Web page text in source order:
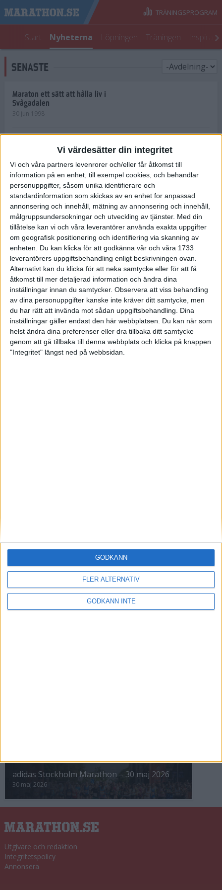
Vi värdesätter din integritet
Vi och våra partners levenrorer och/eller får åtkomst till
information på en enhet, till exempel cookies, och behandlar
personuppgifter, såsom unika identifierare och
standardinformation som skickas av en enhet for anpassad
annonsering och innehåll, mätning av annonsering och innehåll,
målgruppsundersokningar och utveckling av tjänster. Med din
tillåtelse kan vi och våra leverantörer använda exakta uppgifter
om geografisk positionering och identifiering via skanning av
enheten. Du kan klicka för att godkänna vår och våra 1733
leverantörers uppgiftsbehandling enligt beskrivningen ovan.
Alternativt kan du klicka för att neka samtycke eller för att få
åtkomst till mer detaljerad information och ändra dina
inställningar innan du samtycker. Observera att viss behandling
av dina personuppgifter kanske inte kräver ditt samtycke, men
du har rätt att invända mot sådan uppgiftsbehandling. Dina
inställningar gäller endast den här webbplatsen. Du kan när som
helst ändra dina preferenser eller dra tillbaka ditt samtycke
genom att gå tillbaka till denna webbplats och klicka på knappen
"Integritet" längst ned på webbsidan.
FLER ALTERNATIV
GODKÄNN INTE
GODKÄNN
Start Nyheterna Löpningen Träningen
TRÄNINGSPROGRAM
SENASTE
Maraton ett sätt att hålla liv i
Svågadalen
30 jun 1998
Norrlänningar firade semester i
Strängnäs
28 jun 1998
Maratonlöparna bäst i Trosa
I år fick Andervang kransen
27 jun 1998
Intresset ökar för Lidingöloppet
26 jun 1998
Värmemara
väntarvärldsmästaraspiranter
24 jun 1998
ASIEN
Berlin Marathon - ett lopp genom
8 okt 1995• Arkiv• Reseberättelser från
adidas Stockholm Marathon – 30 maj 2026
30 maj 2026
Utgivare och redaktion
Integritetspolicy
Annonsera